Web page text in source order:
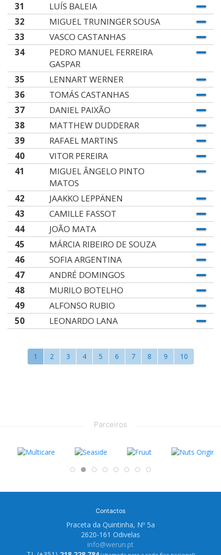
31
LUÍS BALEIA
32
MIGUEL TRUNINGER SOUSA
33
VASCO CASTANHAS
34
PEDRO MANUEL FERREIRA
GASPAR
35
LENNART WERNER
36
TOMÁS CASTANHAS
37
DANIEL PAIXÃO
38
MATTHEW DUDDERAR
39
RAFAEL MARTINS
40
VITOR PEREIRA
41
MIGUEL ÂNGELO PINTO
MATOS
42
JAAKKO LEPPÄNEN
43
CAMILLE FASSOT
44
JOÃO MATA
45
MÁRCIA RIBEIRO DE SOUZA
46
SOFIA ARGENTINA
47
ANDRÉ DOMINGOS
48
MURILO BOTELHO
49
ALFONSO RUBIO
50
LEONARDO LANA
1 2 3 4 5 6 7 8 9 10
Parceiros
Contactos
Praceta da Quintinha, Nº 5a
2620-161 Odivelas
info@werun.pt